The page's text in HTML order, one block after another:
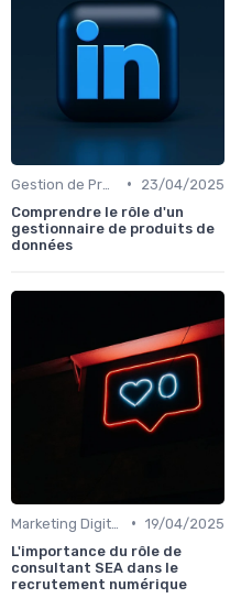
•
23/04/2025
Comprendre le rôle d'un
gestionnaire de produits de
données
• 19/04/2025
L'importance du rôle de
consultant SEA dans le
recrutement numérique